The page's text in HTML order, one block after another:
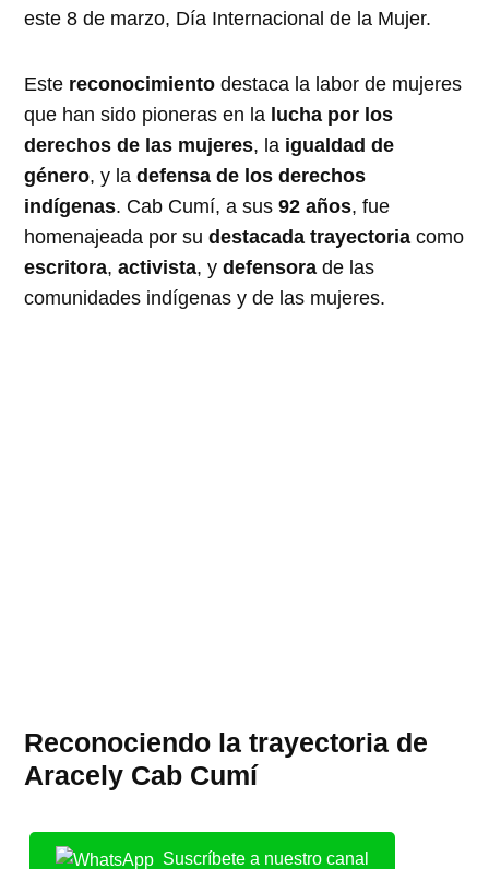
este 8 de marzo, Día Internacional de la Mujer.
Este reconocimiento destaca la labor de mujeres
que han sido pioneras en la lucha por los
derechos de las mujeres, la igualdad de
género, y ladefensa de los derechos
indígenas. Cab Cumí, a sus92 años, fue
homenajeada por sudestacada trayectoria como
escritora,activista, ydefensora de las
comunidades indígenas y de las mujeres.
Reconociendo la trayectoria de
Aracely Cab Cumí
Suscríbete a nuestro canal